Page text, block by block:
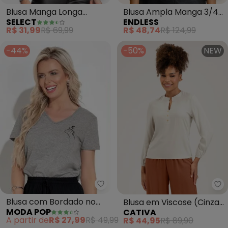
Blusa Manga Longa
Feminina Canelada
(Cinza)
SELECT
R$ 31,99R$ 69,99
Blusa Ampla Manga 3/4
Viscose (Cinza)
ENDLESS
R$ 48,74R$ 124,99
-44%
Moda Pop - Blusa com
Blusa com Bordado no
Peito (Mescla Cinza)
MODA POP
A partir deR$ 27,99R$ 49,99
-50% NEW
Blusa em Viscose (Cinza
Claro)
CATIVA
R$ 44,95R$ 89,90